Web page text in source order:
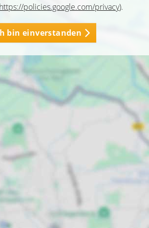
https://policies.google.com/privacy).
bin einverstanden